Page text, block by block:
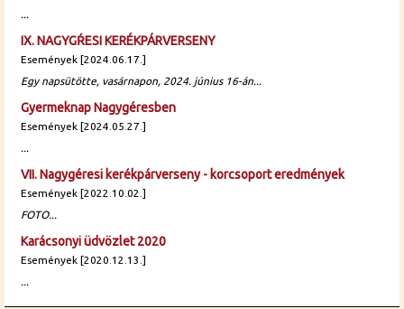
...
IX. NAGYGŔESI KERÉKPÁRVERSENY
Események [2024.06.17.]
Egy napsütötte, vasárnapon, 2024. június 16-án...
Gyermeknap Nagygéresben
Események [2024.05.27.]
...
VII. Nagygéresi kerékpárverseny - korcsoport eredmények
Események [2022.10.02.]
FOTO...
Karácsonyi üdvözlet 2020
Események [2020.12.13.]
...